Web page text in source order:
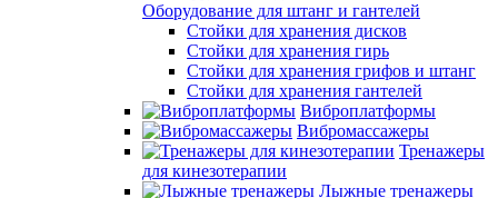
Оборудование для штанг и гантелей
Стойки для хранения дисков
Стойки для хранения гирь
Стойки для хранения грифов и штанг
Стойки для хранения гантелей
Виброплатформы
Вибромассажеры
Тренажеры
для кинезотерапии
Лыжные тренажеры